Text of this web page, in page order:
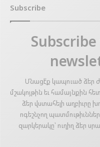
Subscribe
Մնացէ՛ք կապուած ձեր
մշակոյթին եւ համայնքին
ձեր վստահելի աղբիւրը
ոգեշնչող
զարկերակը՝ ուղիղ ձեր